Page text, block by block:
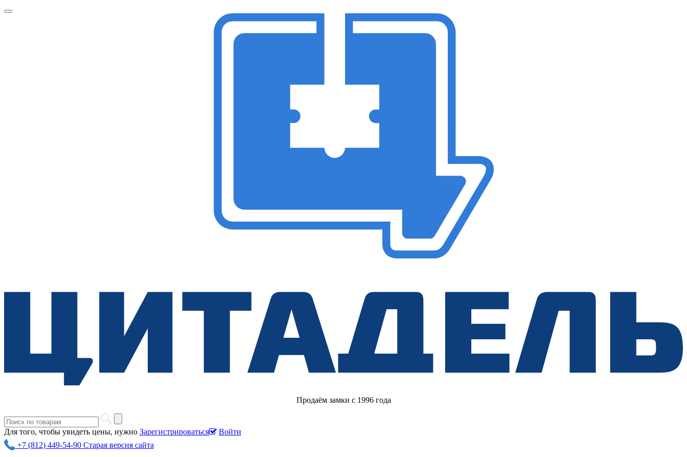
Продаём замки с 1996 года
Для того, чтобы увидеть цены, нужно Зарегистрироваться
Войти
+7 (812) 449-54-90 Старая версия сайта